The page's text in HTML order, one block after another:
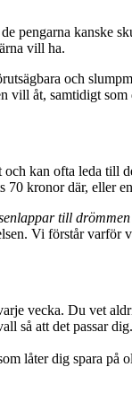
pengarna kanske
vill ha.
och
vill åt, samtidigt
kan ofta leda
70 kronor där, eller
till
Vi förstår varför
vecka. Du vet
så att det passar
låter dig spara